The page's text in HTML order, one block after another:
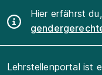
Hier erfährst
Lehrstellenportal ist